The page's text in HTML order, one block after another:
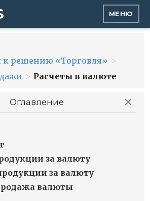
МЕНЮ
к решению «Торговля» >
> Расчеты в валюте
Оглавление
за валюту
за валюту
валюты